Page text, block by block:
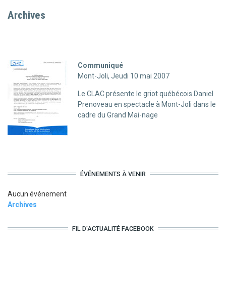
Archives
Communiqué
Mont-Joli, Jeudi 10 mai 2007
Le CLAC présente le griot québécois Daniel
Prenoveau en spectacle à Mont-Joli dans le
cadre du Grand Mai-nage
ÉVÉNEMENTS À VENIR
Aucun événement
Archives
FIL D'ACTUALITÉ FACEBOOK